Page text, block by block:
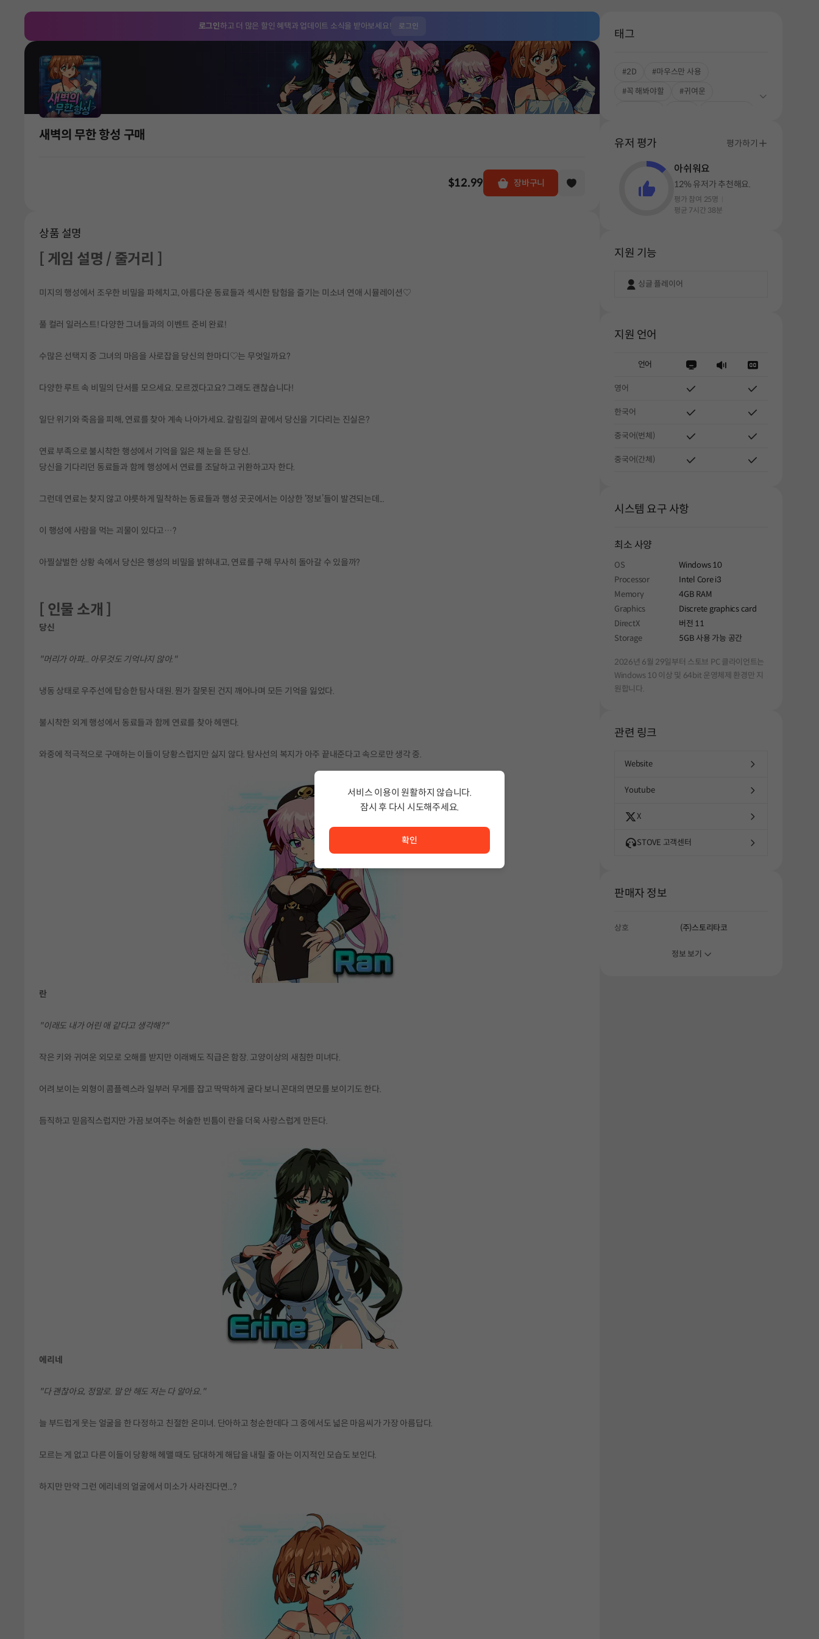
로그인하고 더 많은 할인 혜택과 업데이트 소식을 받아보세요! 로그인
새벽의 무한 항성 구매
$12.99 장바구니
상품 설명
[ 게임 설명 / 줄거리 ]
미지의 행성에서 조우한 비밀을 파헤치고, 아름다운 동료들과 섹시한 탐험을 즐기는 미소녀 연애 시뮬레이션♡
풀 컬러 일러스트! 다양한 그녀들과의 이벤트 준비 완료!
수많은 선택지 중 그녀의 마음을 사로잡을 당신의 한마디♡는 무엇일까요?
다양한 루트 속 비밀의 단서를 모으세요. 모르겠다고요? 그래도 괜찮습니다!
일단 위기와 죽음을 피해, 연료를 찾아 계속 나아가세요. 갈림길의 끝에서 당신을 기다리는 진실은?
연료 부족으로 불시착한 행성에서 기억을 잃은 채 눈을 뜬 당신.
당신을 기다리던 동료들과 함께 행성에서 연료를 조달하고 귀환하고자 한다.
그런데 연료는 찾지 않고 야릇하게 밀착하는 동료들과 행성 곳곳에서는 이상한 ‘정보’들이 발견되는데...
이 행성에 사람을 먹는 괴물이 있다고…?
아찔살벌한 상황 속에서 당신은 행성의 비밀을 밝혀내고, 연료를 구해 무사히 돌아갈 수 있을까?
[ 인물 소개 ]
당신
"머리가 아파... 아무것도 기억나지 않아."
냉동 상태로 우주선에 탑승한 탐사 대원. 뭔가 잘못된 건지 깨어나며 모든 기억을 잃었다.
불시착한 외계 행성에서 동료들과 함께 연료를 찾아 헤맨다.
와중에 적극적으로 구애하는 이들이 당황스럽지만 싫지 않다. 탐사선의 복지가 아주 끝내준다고 속으로만 생각 중.
란
"이래도 내가 어린 애 같다고 생각해?"
작은 키와 귀여운 외모로 오해를 받지만 이래봬도 직급은 함장. 고양이상의 새침한 미녀다.
어려 보이는 외형이 콤플렉스라 일부러 무게를 잡고 딱딱하게 굴다 보니 꼰대의 면모를 보이기도 한다.
듬직하고 믿음직스럽지만 가끔 보여주는 허술한 빈틈이 란을 더욱 사랑스럽게 만든다.
에리네
"다 괜찮아요, 정말로. 말 안 해도 저는 다 알아요."
늘 부드럽게 웃는 얼굴을 한 다정하고 친절한 온미녀. 단아하고 청순한데다 그 중에서도 넓은 마음씨가 가장 아름답다.
모르는 게 없고 다른 이들이 당황해 헤맬 때도 담대하게 해답을 내릴 줄 아는 이지적인 모습도 보인다.
하지만 만약 그런 에리네의 얼굴에서 미소가 사라진다면...?
태그
#2D
#마우스만 사용
#꼭 해봐야할
#귀여운
#풍부한 스토리
유저 평가 평가하기
아쉬워요
12% 유저가 추천해요.
평가 참여 25명
평균 7시간 38분
지원 기능
싱글 플레이어
지원 언어
언어
영어
한국어
중국어(번체)
중국어(간체)
시스템 요구 사항
최소 사양
OS
Windows 10
Processor
Intel Core i3
Memory
4GB RAM
Graphics
Discrete graphics card
DirectX
버전 11
Storage
5GB 사용 가능 공간
2026년 6월 29일부터 스토브 PC 클라이언트는
Windows 10 이상 및 64bit 운영체제 환경만 지
원합니다.
관련 링크
Website
Youtube
X
STOVE 고객센터
판매자 정보
상호 (주)스토리타코
정보 보기
서비스 이용이 원활하지 않습니다.
잠시 후 다시 시도해주세요.
확인